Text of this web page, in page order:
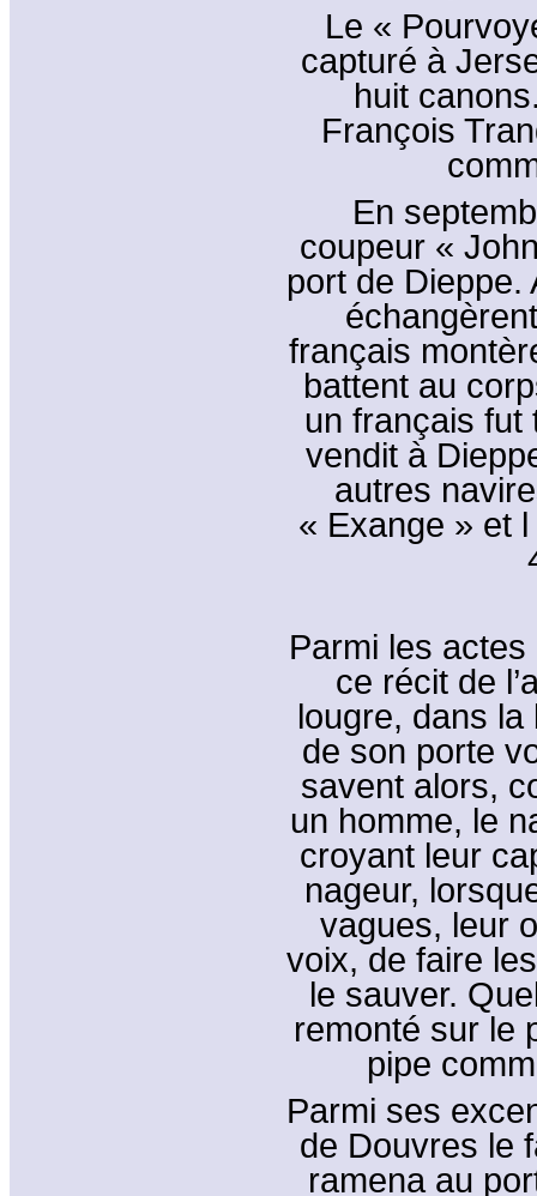
Le «
capturé à
huit
François
En
coupeur «
port de Dieppe.
français
battent au
un français fut
vendit à
autres
« Exange » et
Parmi les
ce récit de
lougre, dans
de son porte
savent alors,
un homme, le
croyant leur
nageur,
vagues, leur
voix, de faire
le sauver.
remonté sur le
pipe
Parmi ses
de Douvres le
ramena au